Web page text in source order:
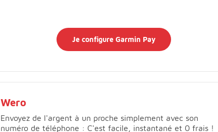
Je configure Garmin Pay
Wero
Envoyez de l'argent à un proche simplement avec son
numéro de téléphone : C'est facile, instantané et 0 frais !